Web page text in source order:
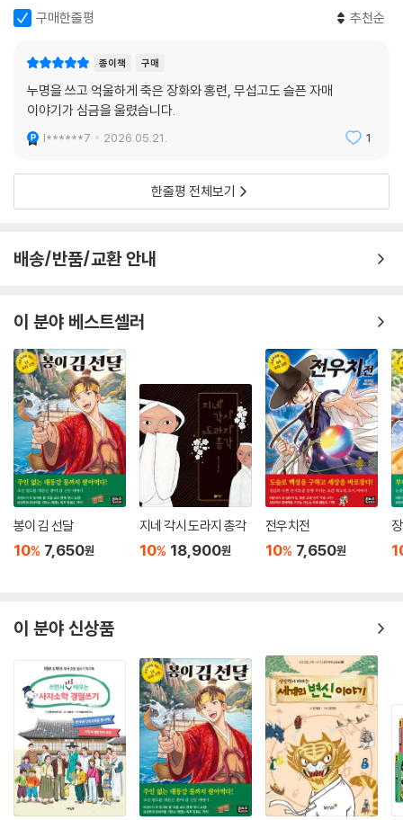
구매한줄평 추천순
종이책 구매
누명을 쓰고 억울하게 죽은 장화와 홍련, 무섭고도 슬픈 자매
이야기가 심금을 울렸습니다.
l******7 2026.05.21. 1
한줄평 전체보기
배송/반품/교환 안내
이 분야 베스트셀러
봉이 김 선달
10% 7,650원
지네 각시 도라지 총각
10% 18,900원
전우치전
10% 7,650원
이 분야 신상품